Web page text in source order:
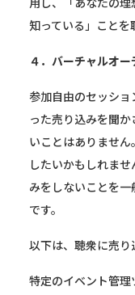
知っている」ことを
４．バーチャルオー
参加自由のセッシ
った売り込みを聞
いことはありませ
したいかもしれま
みをしないことを
です。
以下は、聴衆に売り
特定のイベント管